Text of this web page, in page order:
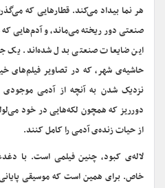
هر نما بیداد می‌کند. قطارهایی که
صنعتی دور ریخته می‌ماند، و آدم‌هایی که
این ضایعات صنعتی بدل شده‌اند. یک
حاشیه‌ی شهر، که در تصاویر فیلم‌های
نزدیک شدن به آنچه از آدمی
دورریز که همچون لکه‌هایی در خود
از حیات زنده‌ی آدمی را کامل کنند.
لاله‌ی کبود، چنین فیلمی است. با
خاص. برای همین است که موسیقی